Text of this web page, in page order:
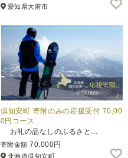
愛知県大府市
倶知安町 寄附のみの応援受付 70,00
0円コース…
お礼の品なしのふるさと…
寄附金額 70,000円
北海道倶知安町